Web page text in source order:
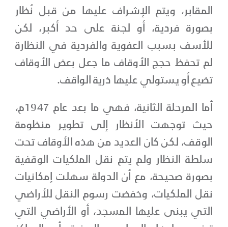
المقابر، ويتم الإشراف عليها من قبل نُظار
بصورة فردية، أو لجنة على حد أكبر، لكن
للأسف بسبب العفوية والفردية في النظارة
لم تحفظ حجج الأوقاف ما جعل بعض الأوقاف
تضيع أو يستولي عليها ذرية الواقف.
أما المرحلة الثانية، فهي ما بعد عام 1947م،
حيث توجهت الأنظار إلى تطوير منظومة
الوقف، لكن كان العديد من هذه الأوقاف تحت
سلطة النظار ولم يتم نقل الملكيات الوقفية
بصورة صحيحة، مع أن الدولة سهلت إمكانيات
نقل الملكيات، وخفضت رسوم النقل للأراضي
التي يبنى عليها المسجد، أو الأراضي التي